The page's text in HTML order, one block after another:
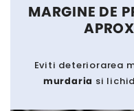
MARGINE DE
Eviti deteriorarea
murdaria si